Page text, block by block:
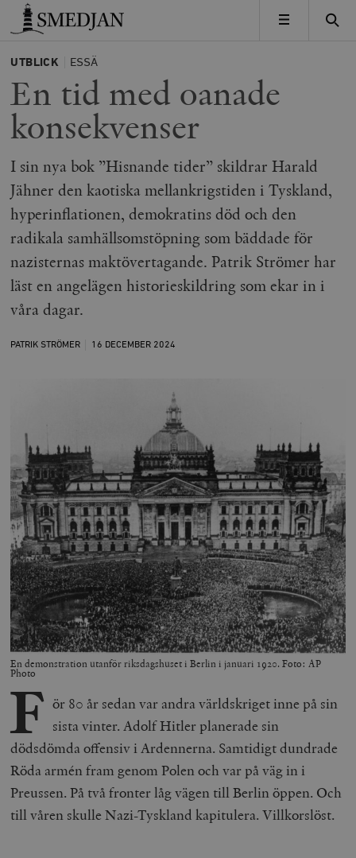
Timbro
MENY
UTBLICK ESSÄ
En tid med oanade
konsekvenser
I sin nya bok ”Hisnande tider” skildrar Harald
Jähner den kaotiska mellankrigstiden i Tyskland,
hyperinflationen, demokratins död och den
radikala samhällsomstöpning som bäddade för
nazisternas maktövertagande. Patrik Strömer har
läst en angelägen historieskildring som ekar in i
våra dagar.
PATRIK STRÖMER 16 DECEMBER 2024
En demonstration utanför riksdagshuset i Berlin i januari 1920. Foto: AP
Photo
F ör 80 år sedan var andra världskriget inne på sin
sista vinter. Adolf Hitler planerade sin
dödsdömda offensiv i Ardennerna. Samtidigt dundrade
Röda armén fram genom Polen och var på väg in i
Preussen. På två fronter låg vägen till Berlin öppen. Och
till våren skulle Nazi-Tyskland kapitulera. Villkorslöst.